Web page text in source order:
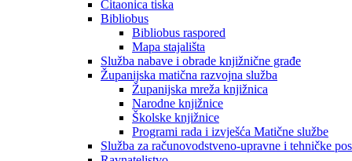
Čitaonica tiska
Bibliobus
Bibliobus raspored
Mapa stajališta
Služba nabave i obrade knjižnične građe
Županijska matična razvojna služba
Županijska mreža knjižnica
Narodne knjižnice
Školske knjižnice
Programi rada i izvješća Matične službe
Služba za računovodstveno-upravne i tehničke